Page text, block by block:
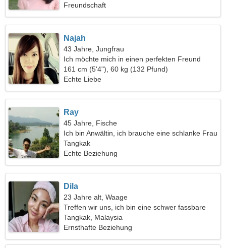
Freundschaft
Najah
43 Jahre, Jungfrau
Ich möchte mich in einen perfekten Freund
verlieben
161 cm (5'4"), 60 kg (132 Pfund)
Echte Liebe
Ray
45 Jahre, Fische
Ich bin Anwältin, ich brauche eine schlanke Frau
Tangkak
Echte Beziehung
Dila
23 Jahre alt, Waage
Treffen wir uns, ich bin eine schwer fassbare
Frau
Tangkak, Malaysia
Ernsthafte Beziehung